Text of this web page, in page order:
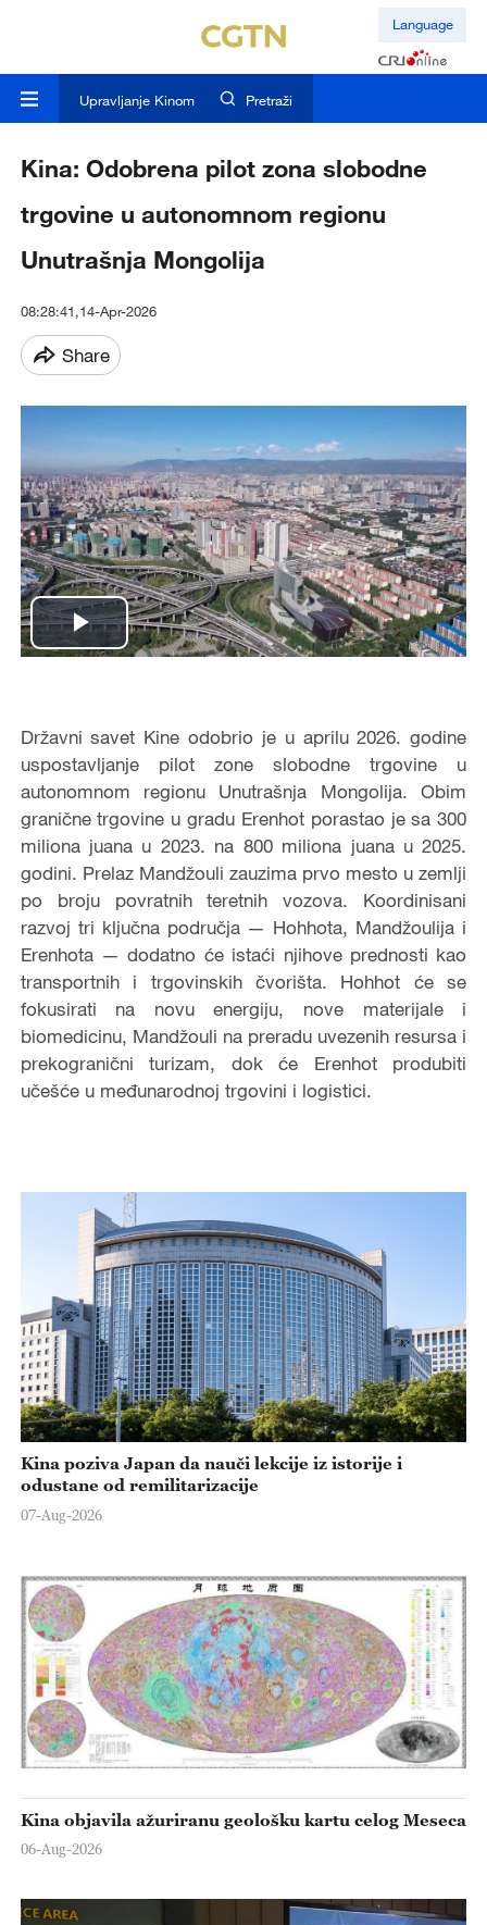
Language
Upravljanje Kinom Pretraži
Kina: Odobrena pilot zona slobodne
trgovine u autonomnom regionu
Unutrašnja Mongolija
08:28:41,14-Apr-2026
Share
Play
Državni savet Kine odobrio je u aprilu 2026. godine
uspostavljanje pilot zone slobodne trgovine u
autonomnom regionu Unutrašnja Mongolija. Obim
granične trgovine u gradu Erenhot porastao je sa 300
miliona juana u 2023. na 800 miliona juana u 2025.
godini. Prelaz Mandžouli zauzima prvo mesto u zemlji
po broju povratnih teretnih vozova. Koordinisani
razvoj tri ključna područja — Hohhota, Mandžoulija i
Erenhota — dodatno će istaći njihove prednosti kao
transportnih i trgovinskih čvorišta. Hohhot će se
fokusirati na novu energiju, nove materijale i
biomedicinu, Mandžouli na preradu uvezenih resursa i
prekogranični turizam, dok će Erenhot produbiti
učešće u međunarodnoj trgovini i logistici.
Kina poziva Japan da nauči lekcije iz istorije i
odustane od remilitarizacije
07-Aug-2026
Kina objavila ažuriranu geološku kartu celog Meseca
06-Aug-2026